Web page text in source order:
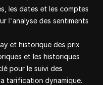
les dates et les comptes
l'analyse des sentiments
et historique des prix
et les historiques
pour le suivi des
tarification dynamique.